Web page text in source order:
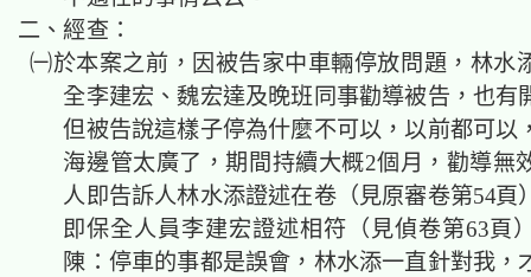
二、經查：
㈠於本案之前，因被告家中車輛停放問題，林水
全李建宏、魏宏達及晚班同事勸導被告，也有
但被告說這樣子停為什麼不可以，以前都可以
海邊管太廣了，期間持續大概2個月，勸導無
人即告訴人林水添證述在卷（見原審卷第54頁
即保全人員李建宏證述相符（見偵卷第63頁
陳：停車的事都是誤會，林水添一直針對我，